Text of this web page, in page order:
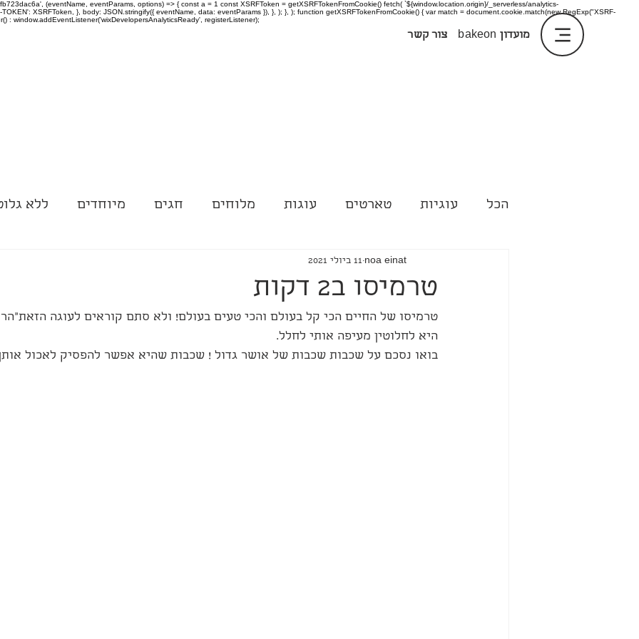
(eventName, eventParams, options) => { const a = 1 const XSRFToken = getXSRFTokenFromCookie() fetch( `${window.location.origin}/_serverless/analytics-
XSRFToken, }, body: JSON.stringify({ eventName, data: eventParams }), }, ); }, ); function getXSRFTokenFromCookie() { var match = document.cookie.match(new RegExp("XSRF-
: window.addEventListener('wixDevelopersAnalyticsReady', registerListener);
צור קשר מועדון bakeon
הכל עוגיות טארטים עוגות מלוחים חגים מיוחדים ללא
טרמיסו ב2 דקות
noa einat 11 ביולי 2021
טרמיסו של החיים הכי קל בעולם והכי טעים בעולם! ולא סתם קוראים לעוגה
היא לחלוטין מעיפה אותי לחלל.
בואו נסכם על שכבות שכבות של אושר גדול ! שכבות שהיא אפשר להפסיק לאכול